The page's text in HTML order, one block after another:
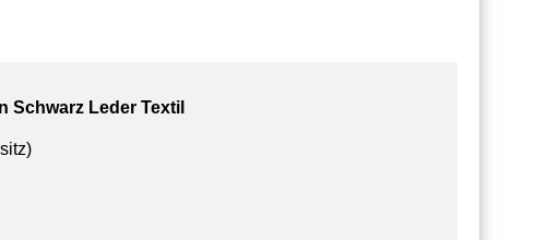
Schwarz Leder Textil
)